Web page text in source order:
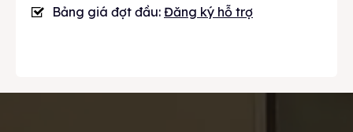
Bảng giá đợt đầu: Đăng ký hỗ trợ